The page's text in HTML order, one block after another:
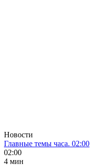
Новости
Главные темы часа. 02:00
02:00
4 мин